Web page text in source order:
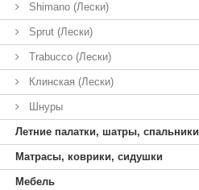
Shimano (Лески)
Sprut (Лески)
Trabucco (Лески)
Клинская (Лески)
Шнуры
Летние палатки, шатры, спальники
Матрасы, коврики, сидушки
Мебель